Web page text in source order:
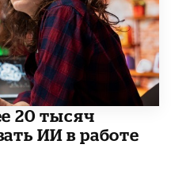
20 тысяч
ИИ в работе